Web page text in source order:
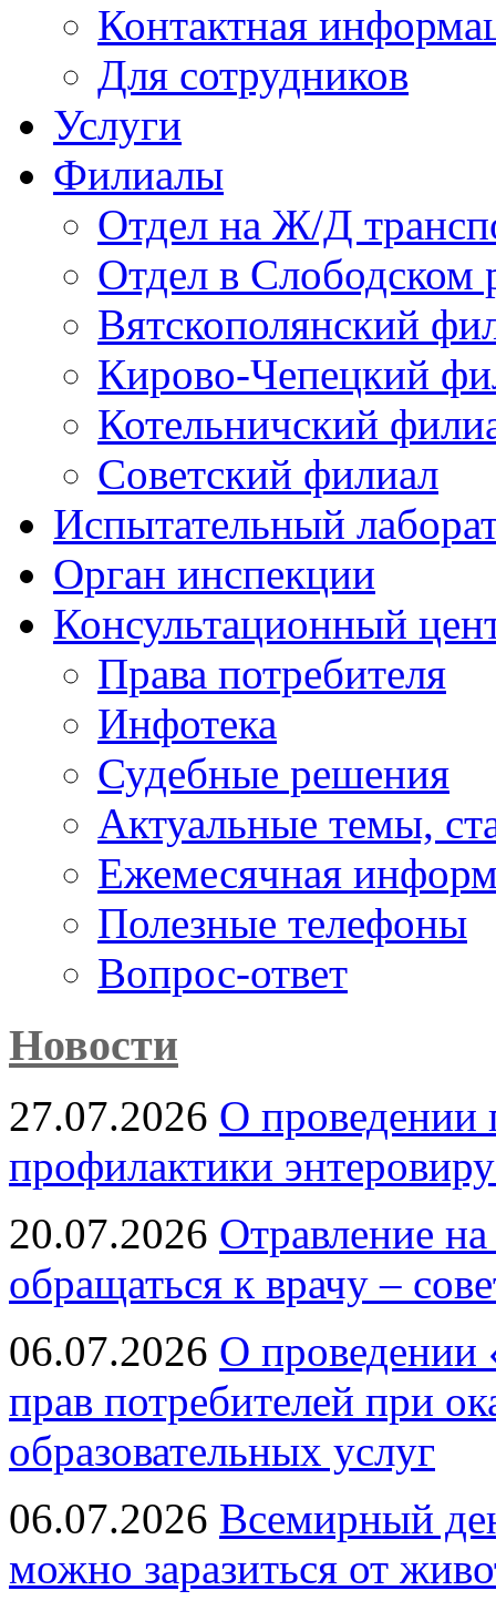
Контактная
Для сотрудников
Услуги
Филиалы
Отдел на Ж/Д
Отдел в Слободском
Вятскополянский
Кирово-Чепецкий
Котельничский
Советский филиал
Испытательный
Орган инспекции
Консультационный
Права потребителя
Инфотека
Судебные решения
Актуальные темы,
Ежемесячная
Полезные телефоны
Вопрос-ответ
Новости
27.07.2026 О проведении
профилактики
20.07.2026 Отравление
обращаться к врачу –
06.07.2026 О проведении
прав потребителей при
образовательных услуг
06.07.2026 Всемирный
можно заразиться от